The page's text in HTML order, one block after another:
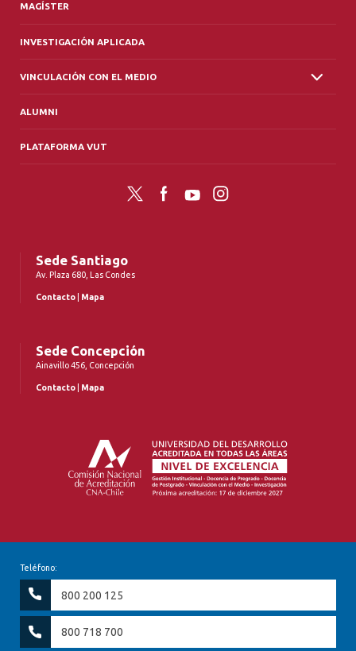
MAGÍSTER
INVESTIGACIÓN APLICADA
VINCULACIÓN CON EL MEDIO
ALUMNI
PLATAFORMA VUT
Twitter FacebookYouTubeInstagram
Sede Santiago
Av. Plaza 680, Las Condes
Contacto Mapa
Sede Concepción
Ainavillo 456, Concepción
Contacto Mapa
Teléfono:
800 200 125
800 718 700